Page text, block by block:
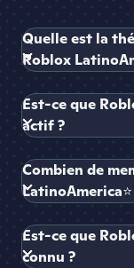
Quelle est la
Roblox
Est-ce que
actif ?
Combien de
LatinoAmerica⭐
Est-ce que
connu ?